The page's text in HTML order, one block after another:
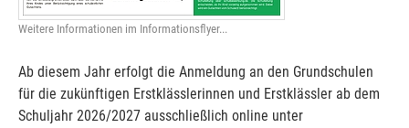
Weitere Informationen im Informationsflyer...
Ab diesem Jahr erfolgt die Anmeldung an den Grundschulen
für die zukünftigen Erstklässlerinnen und Erstklässler ab dem
Schuljahr 2026/2027 ausschließlich online unter